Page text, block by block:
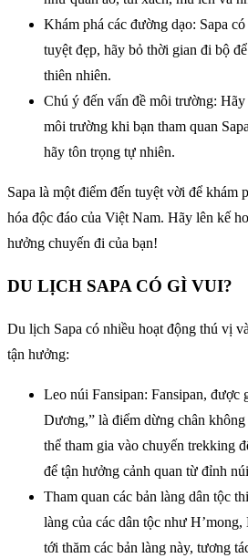
Khám phá các đường dạo: Sapa
tuyệt đẹp, hãy bỏ thời gian đi bộ
thiên nhiên.
Chú ý đến vấn đề môi trường:
môi trường khi bạn tham quan
hãy tôn trọng tự nhiên.
Sapa là một điểm đến tuyệt vời để khám
hóa độc đáo của Việt Nam. Hãy lên kế
hưởng chuyến đi của bạn!
DU LỊCH SAPA CÓ GÌ VUI?
Du lịch Sapa có nhiều hoạt động thú vị
tận hưởng:
Leo núi Fansipan: Fansipan,
Dương,” là điểm dừng chân
thể tham gia vào chuyến trekking
để tận hưởng cảnh quan từ đỉnh
Tham quan các bản làng dân tộc
làng của các dân tộc như
tới thăm các bản làng này, tương